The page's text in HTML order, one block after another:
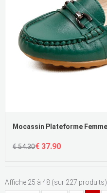
€ 54.30€ 37.90
Affiche 25 à 48 (sur 227 produits)